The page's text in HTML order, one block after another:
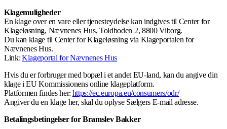
Klagemuligheder
En klage over en vare eller tjenesteydelse kan indgives til Center for
Klageløsning, Nævnenes Hus, Toldboden 2, 8800 Viborg.
Du kan klage til Center for Klageløsning via Klageportalen for
Nævnenes Hus.
Link:Klageportal for Nævnenes Hus
Hvis du er forbruger med bopæl i et andet EU-land, kan du angive din
klage i EU Kommissionens online klageplatform.
Platformen findes her: https://ec.europa.eu/consumers/odr/
Angiver du en klage her, skal du oplyse Sælgers E-mail adresse.
Betalingsbetingelser for Bramslev Bakker